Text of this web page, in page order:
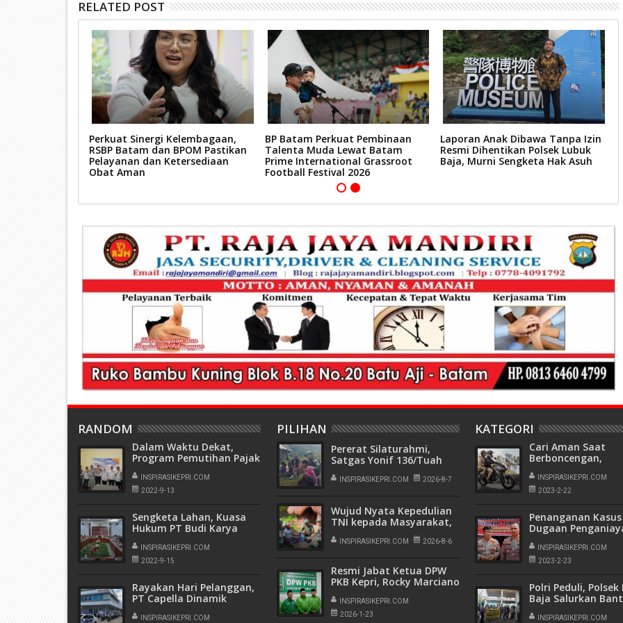
RELATED POST
Perkuat Sinergi Kelembagaan,
RSBP Batam dan BPOM Pastikan
Pelayanan dan Ketersediaan
Obat Aman
BP Batam Perkuat Pembinaan
Talenta Muda Lewat Batam
Prime International Grassroot
Football Festival 2026
Laporan Anak Dibawa Tanpa Izin
Resmi Dihentikan Polsek Lubuk
Baja, Murni Sengketa Hak Asuh
RANDOM
Dalam Waktu Dekat,
Program Pemutihan Pajak
Kendaraan Tahap 2
Kembali Dilaksanakan
INSPIRASIKEPRI.COM
2022-9-13
Sengketa Lahan, Kuasa
Hukum PT Budi Karya
Mashalim : BP Batam
Tidak Menjamin
Kepastian Kenyamanan
INSPIRASIKEPRI.COM
2022-9-15
Rayakan Hari Pelanggan,
PT Capella Dinamik
Nusantara Gelar City
INSPIRASIKEPRI.COM
PILIHAN
Pererat Silaturahmi,
Satgas Yonif 136/Tuah
Sakti Pos Ilu Gelar
Anjangsana di Kampung
INSPIRASIKEPRI.COM 2026-8-7
Wujud Nyata Kepedulian
TNI kepada Masyarakat,
Satgas Yonif 136/Tuah
Sakti Gelar Pengobatan
Kalome
INSPIRASIKEPRI.COM 2026-8-6
Resmi Jabat Ketua DPW
PKB Kepri, Rocky Marciano
Bawole Pastikan PKB Beri
Manfaat Nyata Bagi
Masyarakat
INSPIRASIKEPRI.COM
2026-1-23
KATEGORI
Cari Aman Saat
Berboncengan,
Perhatikan Tips
INSPIRASIKEPRI.COM
2023-2-22
Penanganan Kasus
Dugaan
Oknum Wartawan
SOP, Kedua Belah
Memilih Berdamai
INSPIRASIKEPRI.COM
2023-2-23
Polri Peduli, Polsek
Baja Salurkan
Sosial Kepada
INSPIRASIKEPRI.COM